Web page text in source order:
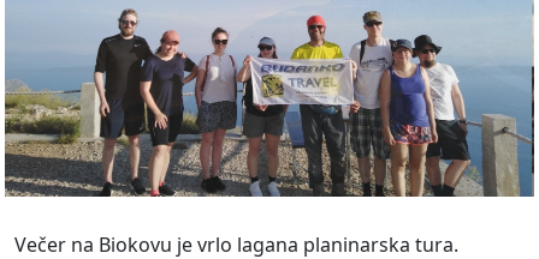
Večer na Biokovu je vrlo lagana planinarska tura.